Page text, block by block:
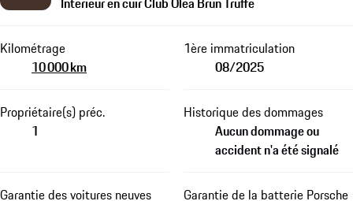
Kilométrage
10 000 km
1ère immatriculation
08/2025
Propriétaire(s) préc.
1
Historique des dommages
Aucun dommage ou
accident n'a été signalé
Garantie des voitures neuves
Garantie de la batterie Porsche